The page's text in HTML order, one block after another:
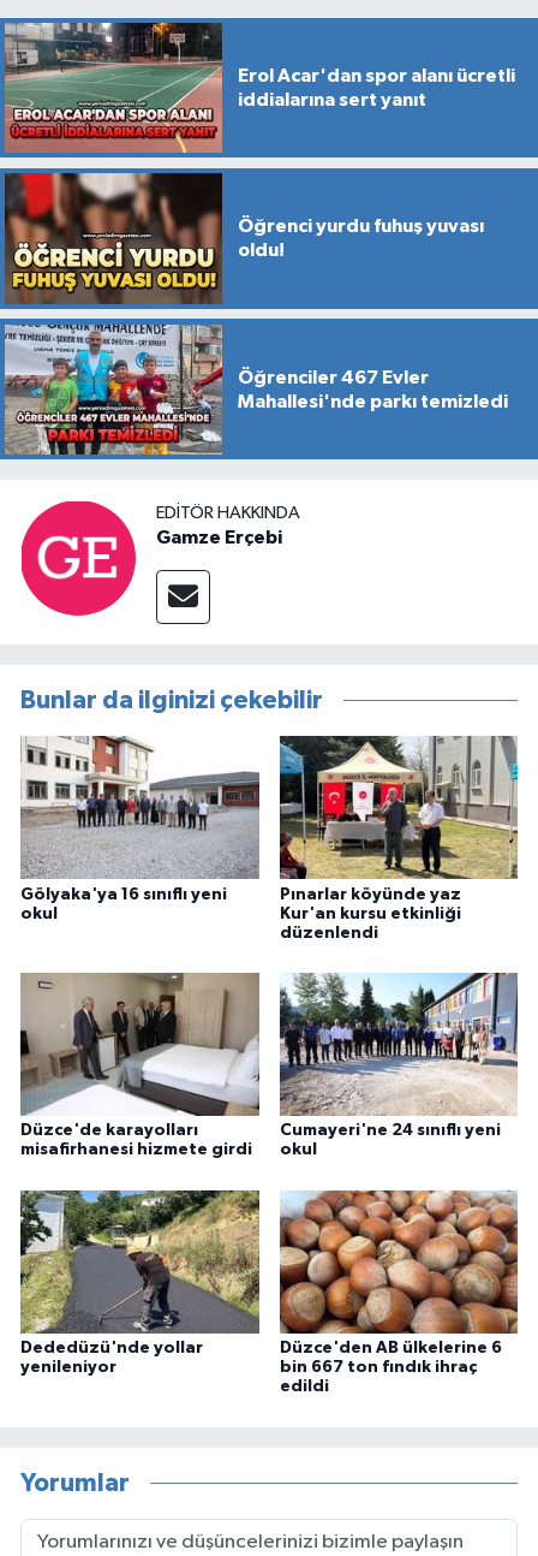
Erol Acar'dan spor alanı ücretli
iddialarına sert yanıt
Öğrenci yurdu fuhuş yuvası
oldu!
Öğrenciler 467 Evler
Mahallesi'nde parkı temizledi
EDITÖR HAKKINDA
Gamze Erçebi
Bunlar da ilginizi çekebilir
Gölyaka'ya 16 sınıflı yeni
okul
Pınarlar köyünde yaz
Kur'an kursu etkinliği
düzenlendi
Düzce'de karayolları
misafirhanesi hizmete girdi
Cumayeri'ne 24 sınıflı yeni
okul
Dededüzü'nde yollar
yenileniyor
Düzce'den AB ülkelerine 6
bin 667 ton fındık ihraç
edildi
Yorumlar